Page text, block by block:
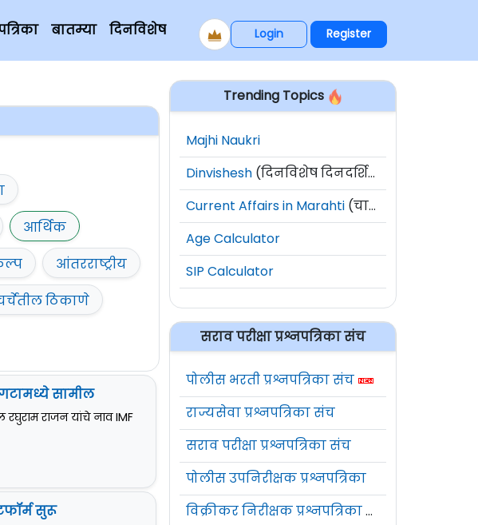
बातम्या दिनविशेष Login Register
आर्थिक
आंतरराष्ट्रीय
ठिकाणे
सामील
रघुराम राजन यांचे नाव IMF
सुरू
Trending Topics
Majhi Naukri
Dinvishesh (दिनविशेष दिनदर्शिका)
Current Affairs in Marahti (चालू घडामोडी)
Age Calculator
SIP Calculator
सराव परीक्षा प्रश्नपत्रिका संच
पोलीस भरती प्रश्नपत्रिका संच
राज्यसेवा प्रश्नपत्रिका संच
सराव परीक्षा प्रश्नपत्रिका संच
पोलीस उपनिरीक्षक प्रश्नपत्रिका
विक्रीकर निरीक्षक प्रश्नपत्रिका संच